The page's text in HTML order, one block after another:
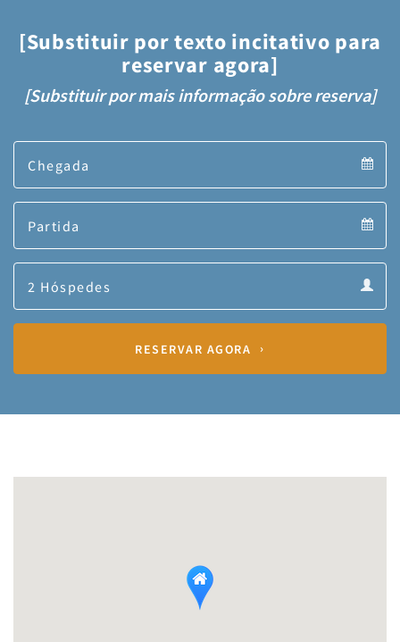
[Substituir por texto incitativo para
reservar agora]
[Substituir por mais informação sobre reserva]
RESERVAR AGORA